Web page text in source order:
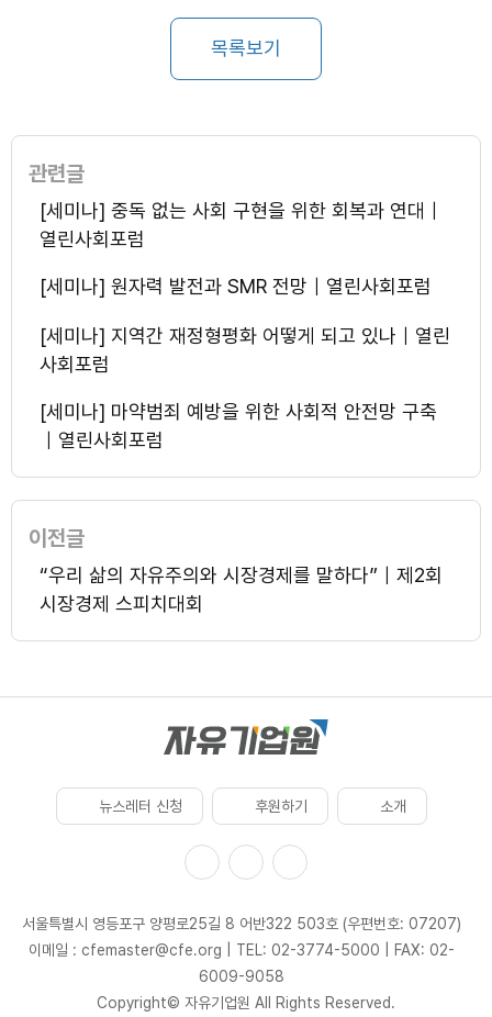
목록보기
관련글
[세미나] 중독 없는 사회 구현을 위한 회복과 연대｜
열린사회포럼
[세미나] 원자력 발전과 SMR 전망｜열린사회포럼
[세미나] 지역간 재정형평화 어떻게 되고 있나｜열린
사회포럼
[세미나] 마약범죄 예방을 위한 사회적 안전망 구축
｜열린사회포럼
이전글
“우리 삶의 자유주의와 시장경제를 말하다”｜제2회
시장경제 스피치대회
뉴스레터 신청 후원하기 소개
서울특별시 영등포구 양평로25길 8 어반322 503호 (우편번호: 07207)
이메일 : cfemaster@cfe.org
TEL: 02-3774-5000
FAX: 02-
6009-9058
Copyright© 자유기업원 All Rights Reserved.